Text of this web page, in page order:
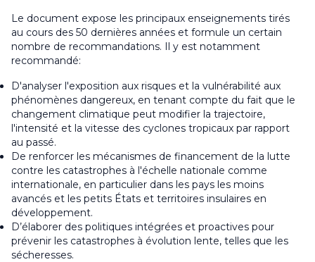
Le document expose les principaux enseignements tirés
au cours des 50 dernières années et formule un certain
nombre de recommandations. Il y est notamment
recommandé:
D'analyser l'exposition aux risques et la vulnérabilité aux
phénomènes dangereux, en tenant compte du fait que le
changement climatique peut modifier la trajectoire,
l'intensité et la vitesse des cyclones tropicaux par rapport
au passé.
De renforcer les mécanismes de financement de la lutte
contre les catastrophes à l'échelle nationale comme
internationale, en particulier dans les pays les moins
avancés et les petits États et territoires insulaires en
développement.
D’élaborer des politiques intégrées et proactives pour
prévenir les catastrophes à évolution lente, telles que les
sécheresses.